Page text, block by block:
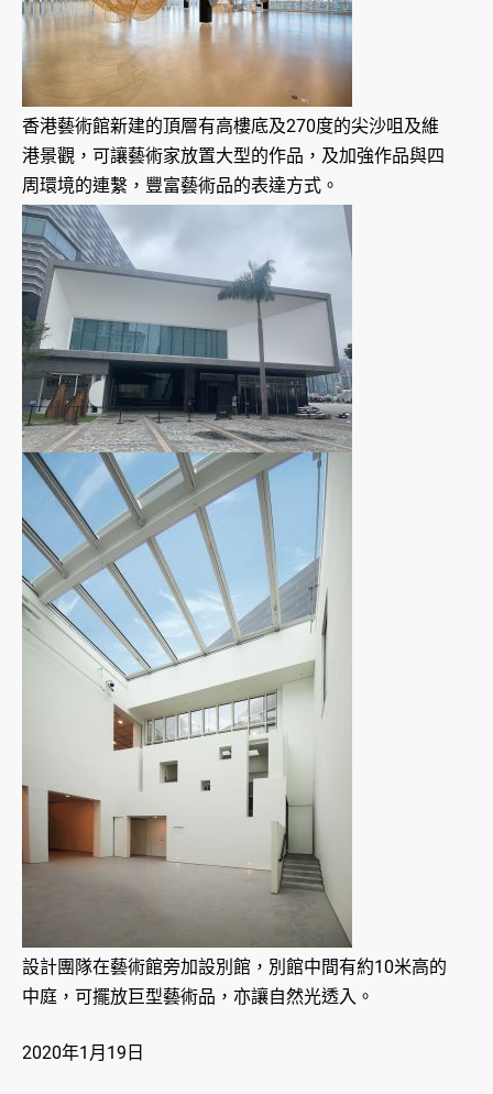
香港藝術館新建的頂層有高樓底及270度的尖沙咀及維
港景觀，可讓藝術家放置大型的作品，及加強作品與四
周環境的連繫，豐富藝術品的表達方式。
設計團隊在藝術館旁加設別館，別館中間有約10米高的
中庭，可擺放巨型藝術品，亦讓自然光透入。
2020年1月19日